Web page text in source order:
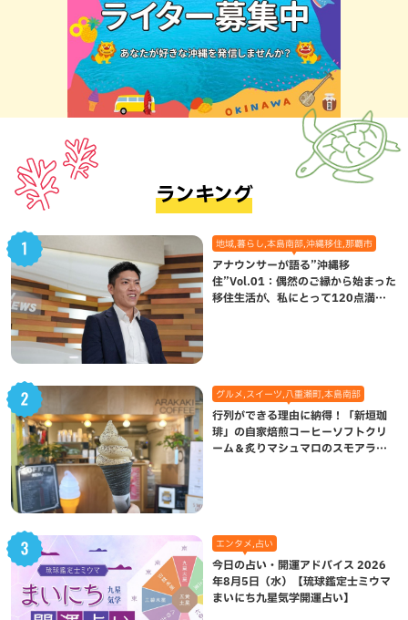
ランキング
地域,暮らし,本島南部,沖縄移住,那覇市
アナウンサーが語る”沖縄移
住”Vol.01：偶然のご縁から始まった
移住生活が、私にとって120点満点
グルメ,スイーツ,八重瀬町,本島南部
行列ができる理由に納得！「新垣珈
琲」の自家焙煎コーヒーソフトクリ
ーム＆炙りマシュマロのスモアラテ
エンタメ,占い
今日の占い・開運アドバイス 2026
年8月5日（水）【琉球鑑定士ミウマ
まいにち九星気学開運占い】